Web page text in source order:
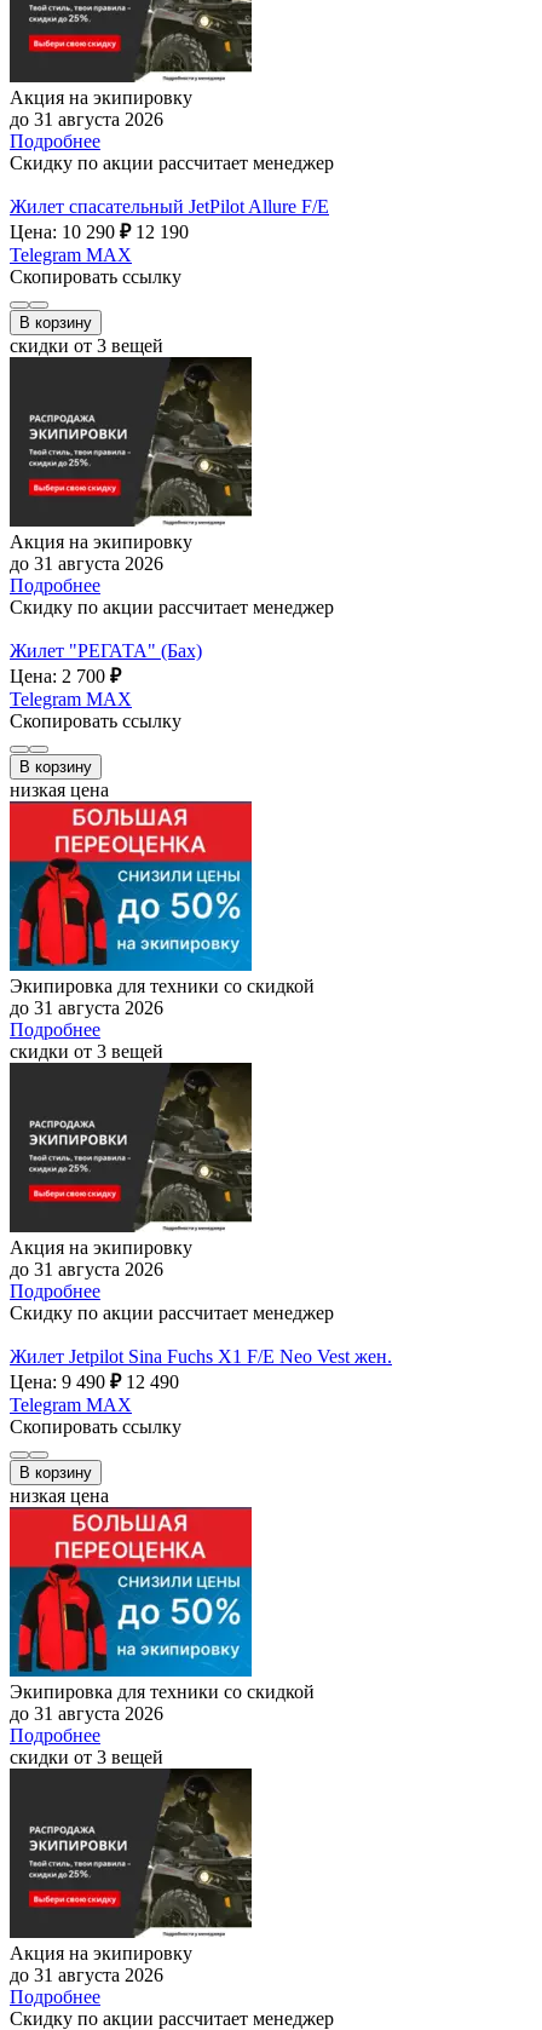
Акция на экипировку
до 31 августа 2026
Подробнее
Скидку по акции рассчитает менеджер
Жилет спасательный JetPilot Allure F/E
Цена: 10 290 ₽ 12 190
Telegram MAX
Скопировать ссылку
В корзину
скидки от 3 вещей
Акция на экипировку
до 31 августа 2026
Подробнее
Скидку по акции рассчитает менеджер
Жилет "РЕГАТА" (Бах)
Цена: 2 700 ₽
Telegram MAX
Скопировать ссылку
В корзину
низкая цена
Экипировка для техники со скидкой
до 31 августа 2026
Подробнее
скидки от 3 вещей
Акция на экипировку
до 31 августа 2026
Подробнее
Скидку по акции рассчитает менеджер
Жилет Jetpilot Sina Fuchs X1 F/E Neo Vest жен.
Цена: 9 490 ₽ 12 490
Telegram MAX
Скопировать ссылку
В корзину
низкая цена
Экипировка для техники со скидкой
до 31 августа 2026
Подробнее
скидки от 3 вещей
Акция на экипировку
до 31 августа 2026
Подробнее
Скидку по акции рассчитает менеджер